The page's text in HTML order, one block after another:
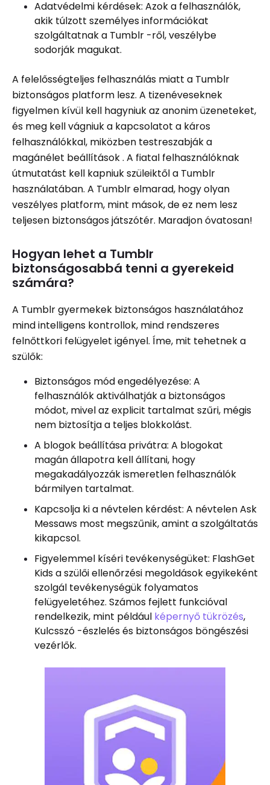
Adatvédelmi kérdések: Azok a felhasználók,
akik túlzott személyes információkat
szolgáltatnak a Tumblr -ről, veszélybe
sodorják magukat.
A felelősségteljes felhasználás miatt a Tumblr
biztonságos platform lesz. A tizenéveseknek
figyelmen kívül kell hagyniuk az anonim üzeneteket,
és meg kell vágniuk a kapcsolatot a káros
felhasználókkal, miközben testreszabják a
magánélet beállítások . A fiatal felhasználóknak
útmutatást kell kapniuk szüleiktől a Tumblr
használatában. A Tumblr elmarad, hogy olyan
veszélyes platform, mint mások, de ez nem lesz
teljesen biztonságos játszótér. Maradjon óvatosan!
Hogyan lehet a Tumblr
biztonságosabbá tenni a gyerekeid
számára?
A Tumblr gyermekek biztonságos használatához
mind intelligens kontrollok, mind rendszeres
felnőttkori felügyelet igényel. Íme, mit tehetnek a
szülők:
Biztonságos mód engedélyezése: A
felhasználók aktiválhatják a biztonságos
módot, mivel az explicit tartalmat szűri, mégis
nem biztosítja a teljes blokkolást.
A blogok beállítása privátra: A blogokat
magán állapotra kell állítani, hogy
megakadályozzák ismeretlen felhasználók
bármilyen tartalmat.
Kapcsolja ki a névtelen kérdést: A névtelen Ask
Messaws most megszűnik, amint a szolgáltatás
kikapcsol.
Figyelemmel kíséri tevékenységüket: FlashGet
Kids a szülői ellenőrzési megoldások egyikeként
szolgál tevékenységük folyamatos
felügyeletéhez. Számos fejlett funkcióval
rendelkezik, mint például képernyő tükrözés,
Kulcsszó -észlelés és biztonságos böngészési
vezérlők.